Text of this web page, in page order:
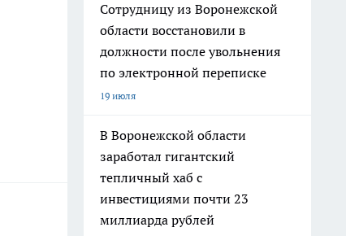
Сотрудницу из Воронежской
области восстановили в
должности после увольнения
по электронной переписке
19 июля
В Воронежской области
заработал гигантский
тепличный хаб с
инвестициями почти 23
миллиарда рублей